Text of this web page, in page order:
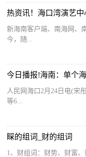
热资讯！海口湾演艺
新海南客户端、南海网、
今，随...
人民网海口2月24日电(宋
等6...
睬的组词_财的组词
1、财组词：财势、财富